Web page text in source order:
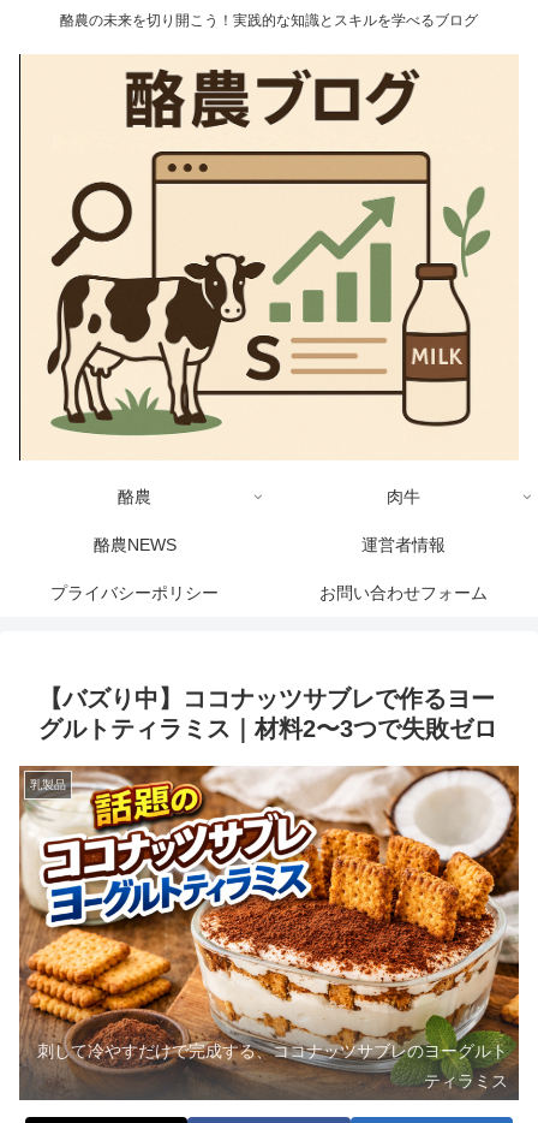
酪農の未来を切り開こう！実践的な知識とスキルを学べるブログ
酪農 肉牛
酪農NEWS 運営者情報
プライバシーポリシー お問い合わせフォーム
【バズり中】ココナッツサブレで作るヨー
グルトティラミス｜材料2〜3つで失敗ゼロ
乳製品
刺して冷やすだけで完成する、ココナッツサブレのヨーグルト
ティラミス